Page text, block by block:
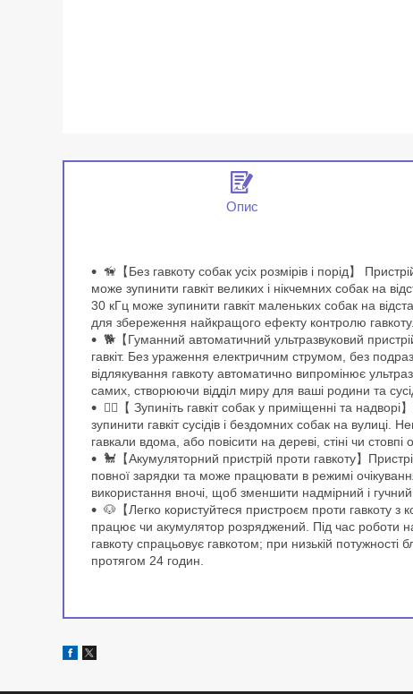
Опис
🦮【Без гавкоту собак усіх розмірів і порід】
може зупинити гавкіт великих і нікчемних собак на
30 кГц може зупинити гавкіт маленьких собак на
для збереження найкращого ефекту контролю гавкоту.
🐕【Гуманний автоматичний ультразвуковий
гавкіт. Без ураження електричним струмом, без
відлякування гавкоту автоматично випромінює
самих, створюючи відділ миру для ваші родини та
🐕‍🦺【 Зупиніть гавкіт собак у приміщенні та
зупинити гавкіт сусідів і бездомних собак на вулиці.
гавкали вдома, або повісити на дереві, стіні чи
🐩【Акумуляторний пристрій проти гавкоту】
повної зарядки та може працювати в режимі
використання вночі, щоб зменшити надмірний і
🐶【Легко користуйтеся пристроєм проти гавкоту з
працює чи акумулятор розряджений. Під час роботи
гавкоту спрацьовує гавкотом; при низькій
протягом 24 годин.